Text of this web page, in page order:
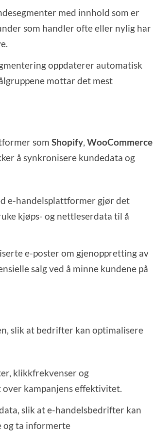
med innhold som er
som handler ofte eller nylig har
oppdaterer automatisk
mottar det mest
somShopify,WooCommerce
å synkronisere kundedata og
e-handelsplattformer gjør det
kjøps- og nettleserdata til å
e-poster om gjenoppretting av
salg ved å minne kundene på
slik at bedrifter kan optimalisere
klikkfrekvenser og
kampanjens effektivitet.
slik at e-handelsbedrifter kan
og ta informerte